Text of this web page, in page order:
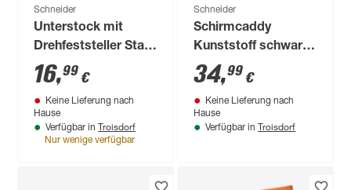
Schneider
Unterstock mit
Drehfeststeller Stahl
für Schirmmast mit
Ø 30 mm
16,99 €
Keine Lieferung nach
Hause
Verfügbar in Troisdorf
Nur wenige verfügbar
Schneider
Schirmcaddy
Kunststoff schwarz
Ø 30 cm
34,99 €
Keine Lieferung nach
Hause
Verfügbar in Troisdorf